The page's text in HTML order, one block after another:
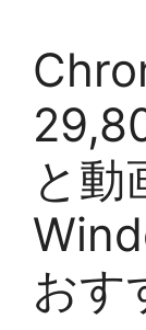
と動
おす